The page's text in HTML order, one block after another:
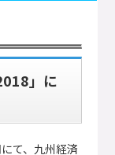
」に
て、九州経済